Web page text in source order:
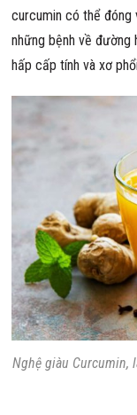
curcumin có thể
những bệnh về đường
hấp cấp tính và xơ
Nghệ giàu Curcumin,